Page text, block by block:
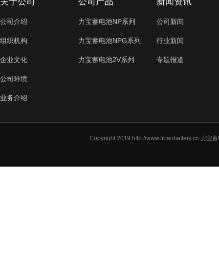
公司介绍
组织机构
企业文化
公司环境
业务介绍
力宝蓄电池NP系列
力宝蓄电池NPG系列
力宝蓄电池2V系列
公司新闻
行业新闻
专题报道
Copyright 2019 http://www.libaobattery.cn 力宝